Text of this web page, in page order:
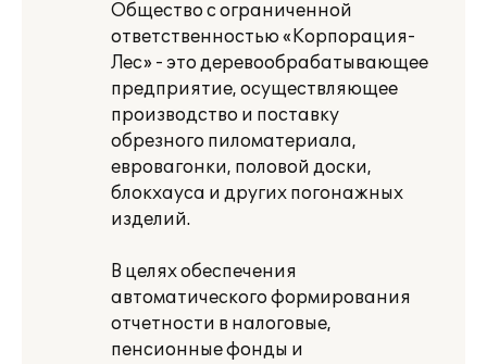
Общество с ограниченной
ответственностью «Корпорация-
Лес» - это деревообрабатывающее
предприятие, осуществляющее
производство и поставку
обрезного пиломатериала,
евровагонки, половой доски,
блокхауса и других погонажных
изделий.
В целях обеспечения
автоматического формирования
отчетности в налоговые,
пенсионные фонды и